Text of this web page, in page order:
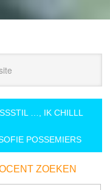
SSSTIL …, IK CHILLL
POSSEMIERS
ZOEKEN